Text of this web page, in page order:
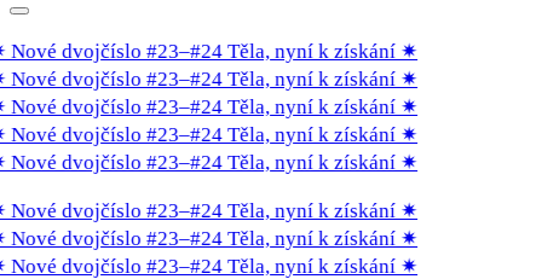
dvojčíslo #23–#24 Těla, nyní k získání✷
dvojčíslo #23–#24 Těla, nyní k získání✷
dvojčíslo #23–#24 Těla, nyní k získání✷
dvojčíslo #23–#24 Těla, nyní k získání✷
dvojčíslo #23–#24 Těla, nyní k získání✷
dvojčíslo #23–#24 Těla, nyní k získání✷
dvojčíslo #23–#24 Těla, nyní k získání✷
dvojčíslo #23–#24 Těla, nyní k získání✷